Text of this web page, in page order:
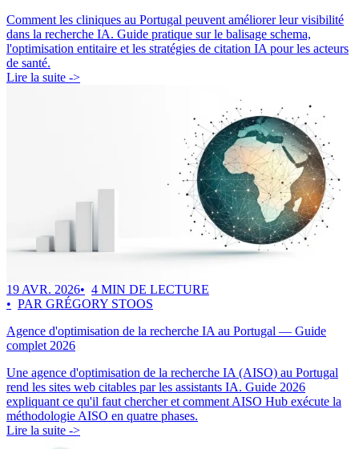
Comment les cliniques au Portugal peuvent améliorer leur visibilité
dans la recherche IA. Guide pratique sur le balisage schema,
l'optimisation entitaire et les stratégies de citation IA pour les acteurs
de santé.
Lire la suite ->
19 AVR. 2026
4 MIN DE LECTURE
PAR GRÉGORY STOOS
Agence d'optimisation de la recherche IA au Portugal — Guide
complet 2026
Une agence d'optimisation de la recherche IA (AISO) au Portugal
rend les sites web citables par les assistants IA. Guide 2026
expliquant ce qu'il faut chercher et comment AISO Hub exécute la
méthodologie AISO en quatre phases.
Lire la suite ->